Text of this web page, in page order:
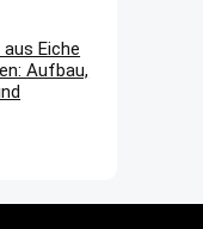
Eiche
Aufbau,